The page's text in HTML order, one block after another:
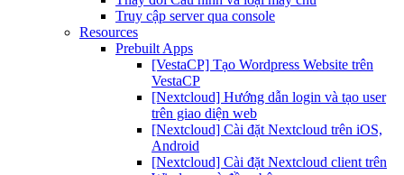
Truy cập server qua console
Resources
Prebuilt Apps
[VestaCP] Tạo Wordpress Website trên
VestaCP
[Nextcloud] Hướng dẫn login và tạo user
trên giao diện web
[Nextcloud] Cài đặt Nextcloud trên iOS,
Android
[Nextcloud] Cài đặt Nextcloud client trên